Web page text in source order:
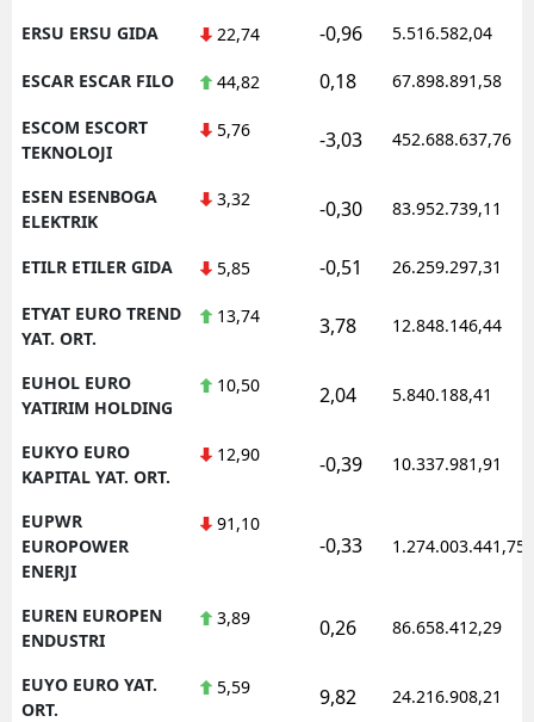
ERSU ERSU GIDA 22,74 -0,96 5.516.582,04
ESCAR ESCAR FILO 44,82 0,18 67.898.891,58
ESCOM ESCORT
TEKNOLOJI
5,76 -3,03 452.688.637,76
ESEN ESENBOGA
ELEKTRIK
3,32 -0,30 83.952.739,11
ETILR ETILER GIDA 5,85 -0,51 26.259.297,31
ETYAT EURO TREND
YAT. ORT.
13,74 3,78 12.848.146,44
EUHOL EURO
YATIRIM HOLDING
10,50 2,04 5.840.188,41
EUKYO EURO
KAPITAL YAT. ORT.
12,90 -0,39 10.337.981,91
EUPWR
EUROPOWER
ENERJI
91,10
-0,33 1.274.003.441,75
EUREN EUROPEN
ENDUSTRI
3,89 0,26 86.658.412,29
EUYO EURO YAT.
ORT.
5,59 9,82 24.216.908,21